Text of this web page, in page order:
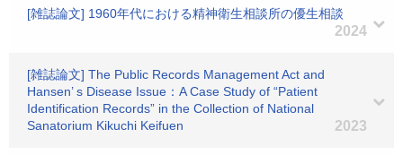
[雑誌論文] 1960年代における精神衛生相談所の優生相談
2024
[雑誌論文] The Public Records Management Act and
Hansen’ s Disease Issue：A Case Study of “Patient
Identification Records” in the Collection of National
Sanatorium Kikuchi Keifuen
2023